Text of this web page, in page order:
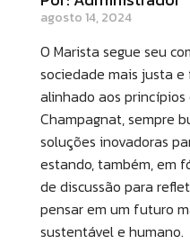
agosto 14, 2024
O Marista segue seu
sociedade mais justa
alinhado aos princípios
Champagnat, sempre
soluções inovadoras
estando, também, em
de discussão para
pensar em um futuro
sustentável e humano.